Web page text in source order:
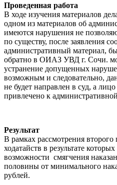
Проведенная работа
В ходе изучения материалов
одном из материалов об
имеются нарушения не
по существу, после заявления
административный материал,
обратно в ОИАЗ УВД г. Сочи.
устранение допущенных
возможным и следовательно,
не будет направлен в суд, а
привлечено к
Результат
В рамках рассмотрения второго
ходатайств в результате
возможности смягчения
половины от минимального
рублей.